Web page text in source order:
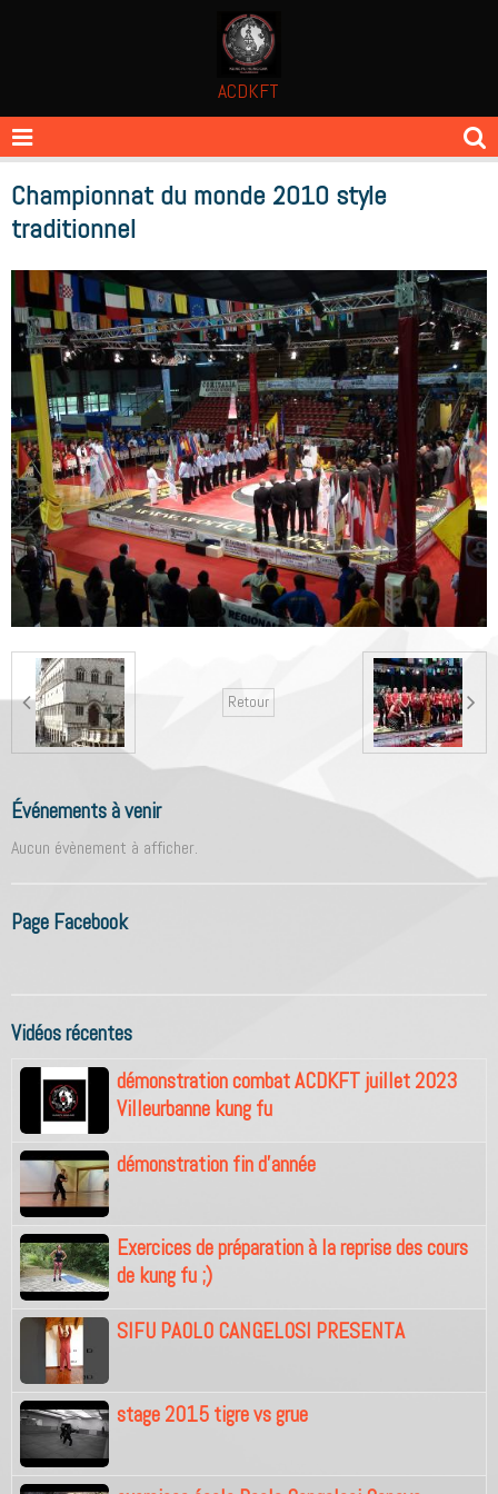
ACDKFT
Championnat du monde 2010 style
traditionnel
Retour
Événements à venir
Aucun évènement à afficher.
Page Facebook
Vidéos récentes
démonstration combat ACDKFT juillet 2023
Villeurbanne kung fu
démonstration fin d'année
Exercices de préparation à la reprise des cours
de kung fu ;)
SIFU PAOLO CANGELOSI PRESENTA
stage 2015 tigre vs grue